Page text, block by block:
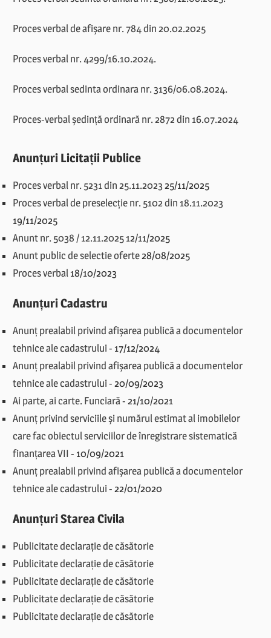
Proces verbal de afișare nr. 784 din 20.02.2025
Proces verbal nr. 4299/16.10.2024.
Proces verbal sedinta ordinara nr. 3136/06.08.2024.
Proces-verbal ședință ordinară nr. 2872 din 16.07.2024
Anunțuri Licitații Publice
Proces verbal nr. 5231 din 25.11.2023 25/11/2025
Proces verbal de preselecție nr. 5102 din 18.11.2023
19/11/2025
Anunt nr. 5038 / 12.11.2025 12/11/2025
Anunt public de selectie oferte28/08/2025
Proces verbal 18/10/2023
Anunțuri Cadastru
Anunț prealabil privind afișarea publică a documentelor
tehnice ale cadastrului- 17/12/2024
Anunț prealabil privind afișarea publică a documentelor
tehnice ale cadastrului-20/09/2023
Ai parte, ai carte. Funciară -21/10/2021
Anunț privind serviciile și numărul estimat al imobilelor
care fac obiectul serviciilor de înregistrare sistematică
finanțarea VII - 10/09/2021
Anunț prealabil privind afișarea publică a documentelor
tehnice ale cadastrului-22/01/2020
Anunțuri Starea Civila
Publicitate declarație de căsătorie
Publicitate declarație de căsătorie
Publicitate declarație de căsătorie
Publicitate declarație de căsătorie
Publicitate declarație de căsătorie